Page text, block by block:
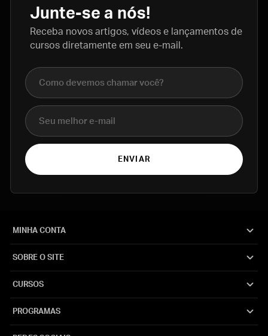
Junte-se a nós!
Receba novos artigos, vídeos e lançamentos de
cursos diretamente em seu e-mail.
Nome completo
E-mail
ENVIAR
MINHA CONTA
SOBRE O SITE
CURSOS
PROGRAMAS